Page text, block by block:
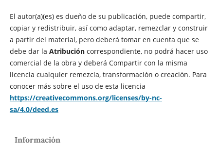
El autor(a)(es) es dueño de su publicación, puede compartir,
copiar y redistribuir, así como adaptar, remezclar y construir
a partir del material, pero deberá tomar en cuenta que se
debe dar la Atribucióncorrespondiente, no podrá hacer uso
comercial de la obra y deberá Compartir con la misma
licencia cualquier remezcla, transformación o creación. Para
conocer más sobre el uso de esta licencia
https://creativecommons.org/licenses/by-nc-
sa/4.0/deed.es
Información